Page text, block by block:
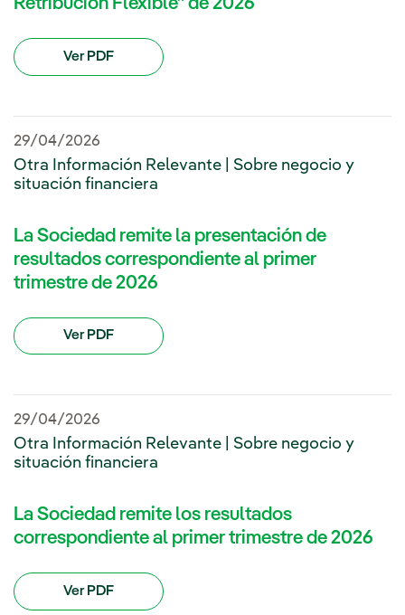
Retribución Flexible” de 2026
Ver PDF
29/04/2026
Otra Información Relevante | Sobre negocio y
situación financiera
La Sociedad remite la presentación de
resultados correspondiente al primer
trimestre de 2026
Ver PDF
29/04/2026
Otra Información Relevante | Sobre negocio y
situación financiera
La Sociedad remite los resultados
correspondiente al primer trimestre de 2026
Ver PDF